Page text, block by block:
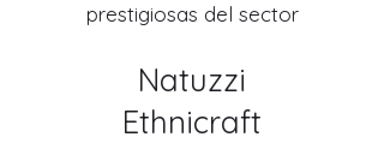
prestigiosas del sector
Natuzzi
Ethnicraft